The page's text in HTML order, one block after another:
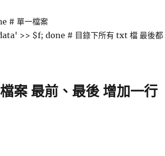
# 單一檔案
>> $f; done # 目錄下所有 txt 檔 最後都
案 最前、最後 增加一行